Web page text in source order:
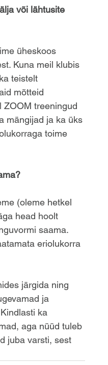
või lähtusite
üheskoos
Kuna meil klubis
teistelt
mõtteid
ZOOM treeningud
mängijad ja ka üks
toime
(oleme hetkel
head hoolt
saama.
eriolukorra
järgida ning
ja
ka
aga nüüd tuleb
juba varsti, sest